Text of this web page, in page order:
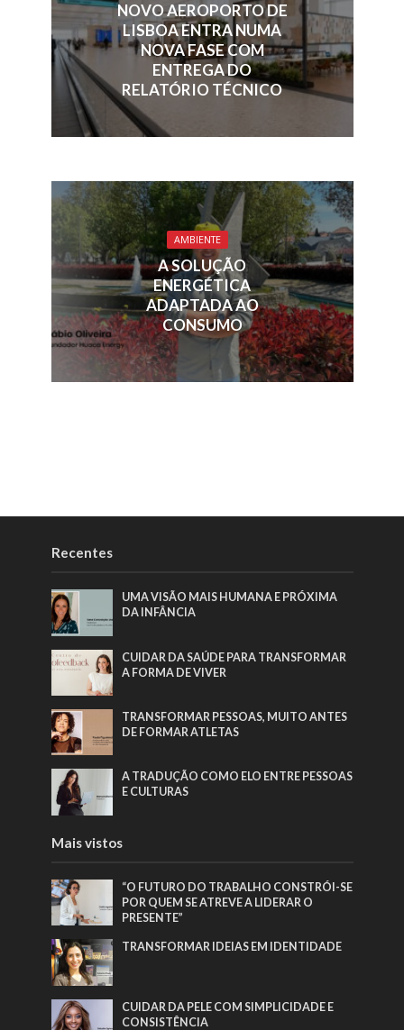
NOVO AEROPORTO DE
LISBOA ENTRA NUMA
NOVA FASE COM
ENTREGA DO
RELATÓRIO TÉCNICO
AMBIENTE
A SOLUÇÃO
ENERGÉTICA
ADAPTADA AO
CONSUMO
Recentes
UMA VISÃO MAIS HUMANA E PRÓXIMA
DA INFÂNCIA
CUIDAR DA SAÚDE PARA TRANSFORMAR
A FORMA DE VIVER
TRANSFORMAR PESSOAS, MUITO ANTES
DE FORMAR ATLETAS
A TRADUÇÃO COMO ELO ENTRE PESSOAS
E CULTURAS
Mais vistos
“O FUTURO DO TRABALHO CONSTRÓI-SE
POR QUEM SE ATREVE A LIDERAR O
PRESENTE”
TRANSFORMAR IDEIAS EM IDENTIDADE
CUIDAR DA PELE COM SIMPLICIDADE E
CONSISTÊNCIA